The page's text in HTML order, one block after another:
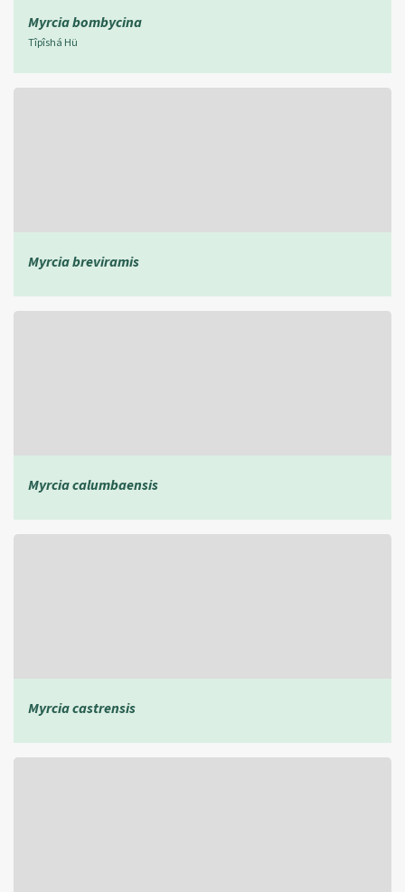
Myrcia bombycina
Tîpîshá Hü
Myrcia breviramis
Myrcia calumbaensis
Myrcia castrensis